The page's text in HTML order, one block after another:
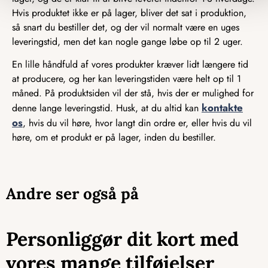
Hvis produktet ikke er på lager, bliver det sat i produktion,
så snart du bestiller det, og der vil normalt være en uges
leveringstid, men det kan nogle gange løbe op til 2 uger.
En lille håndfuld af vores produkter kræver lidt længere tid
at producere, og her kan leveringstiden være helt op til 1
måned. På produktsiden vil der stå, hvis der er mulighed for
denne lange leveringstid. Husk, at du altid kan kontakte
os, hvis du vil høre, hvor langt din ordre er, eller hvis du vil
høre, om et produkt er på lager, inden du bestiller.
Andre ser også på
Personliggør dit kort med
vores mange tilføjelser